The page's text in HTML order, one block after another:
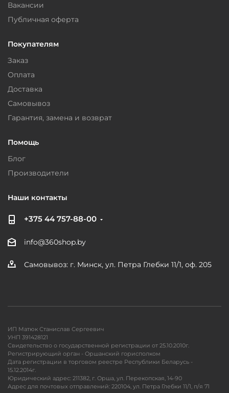
Вакансии
Публичная оферта
Покупателям
Заказ
Оплата
Доставка
Самовывоз
Гарантия, замена и возврат
Помощь
Блог
Производители
Наши контакты
+375 44 757-88-00
info@360shop.by
Самовывоз: г. Минск, ул. Петра Глебки 11/1, оф. 205
ИП Матюк Станислав Сергеевич
УНП 391428121
Свидетельство о государственной регистрации от 25.10.2010г.
Регистрирующий орган - Оршанский горисполком
Дата регистрации в торговом реестре Республики Беларусь -
15.12.2014г.
Юридический адрес: 211382, г. Орша, ул. Перекопская, 14-90
Адрес для почтовых отправлений: 220104, ул. Петра Глебки 11/1, п/я 71